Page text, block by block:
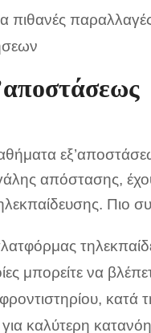
πιθανές
απόστασης,
Πιο
μπορείτε να
κατά
καλύτερη